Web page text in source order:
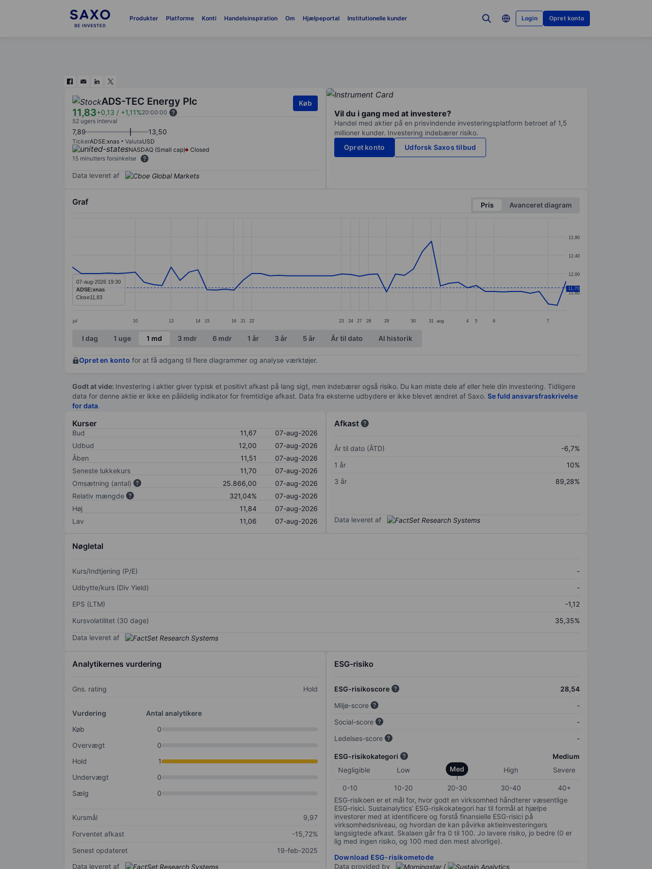
Produkter Platforme Konti Handelsinspiration Om Hjælpeportal Institutionelle kunder Login Opret konto
ADS-TEC Energy Plc
11,83+0,13 / +1,11%20:00:00
Køb
52 ugers interval
7,89 13,50
TickerADSE:xnas ValutaUSD
NASDAQ (Small cap)
Closed
15 minutters forsinkelse
Data leveret af
Vil du i gang med at investere?
Handel med aktier på en prisvindende investeringsplatform betroet af 1,5
millioner kunder. Investering indebærer risiko.
Opret konto
Udforsk Saxos tilbud
Graf Pris
Avanceret diagram
The chart has 1 Y axis displaying values. Data ranges from 11.31 to 12.7.
jul 10 13 14 15 16 21 22 23 24 27 28 29 30 31 aug 4 5 6 7
11,60
12,00
12,40
12,80
11,70
07-aug-2026 19:30
ADSE:xnas
Close11,83
End of interactive chart.
I dag 1 uge 1 md 3 mdr 6 mdr 1 år 3 år 5 år År til dato Al historik
Opret en konto for at få adgang til flere diagrammer og analyse værktøjer.
Godt at vide: Investering i aktier giver typisk et positivt afkast på lang sigt, men indebærer også risiko. Du kan miste dele af eller hele din investering. Tidligere
data for denne aktie er ikke en pålidelig indikator for fremtidige afkast. Data fra eksterne udbydere er ikke blevet ændret af Saxo. Se fuld ansvarsfraskrivelse
for data.
Kurser
Bud 11,67
07-aug-2026
Udbud
12,00
07-aug-2026
Åben
11,51
07-aug-2026
Seneste lukkekurs
11,70
07-aug-2026
Omsætning (antal)
25.866,00
07-aug-2026
Relativ mængde
321,04%
07-aug-2026
Høj
11,84
07-aug-2026
Lav
11,06 07-aug-2026
Afkast
År til dato (ÅTD)
-6,7%
1 år
10%
3 år
89,28%
Data leveret af
Nøgletal
Kurs/Indtjening (P/E)
-
Udbytte/kurs (Div Yield)
-
EPS (LTM)
-1,12
Kursvolatilitet (30 dage)
35,35%
Data leveret af
Analytikernes vurdering
Gns. rating Hold
Vurdering
Antal analytikere
Køb
0
Overvægt
0
Hold
1
Undervægt
0
Sælg
0
Kursmål
9,97
Forventet afkast
-15,72%
Senest opdateret
19-feb-2025
Data leveret af
ESG-risiko
ESG-risikoscore
28,54
Miljø-score
-
Social-score
-
Ledelses-score
-
ESG-risikokategori
Medium
Negligible
Low Med High Severe
0-10 10-20 20-30 30-40
40+
ESG-risikoen er et mål for, hvor godt en virksomhed håndterer væsentlige
ESG-risici. Sustainalytics’ ESG-risikokategori har til formål at hjælpe
investorer med at identificere og forstå finansielle ESG-risici på
virksomhedsniveau, og hvordan de kan påvirke aktieinvesteringers
langsigtede afkast. Skalaen går fra 0 til 100. Jo lavere risiko, jo bedre (0 er
lig med ingen risiko, og 100 med den mest alvorlige).
Download ESG-risikometode
Data provided by
/